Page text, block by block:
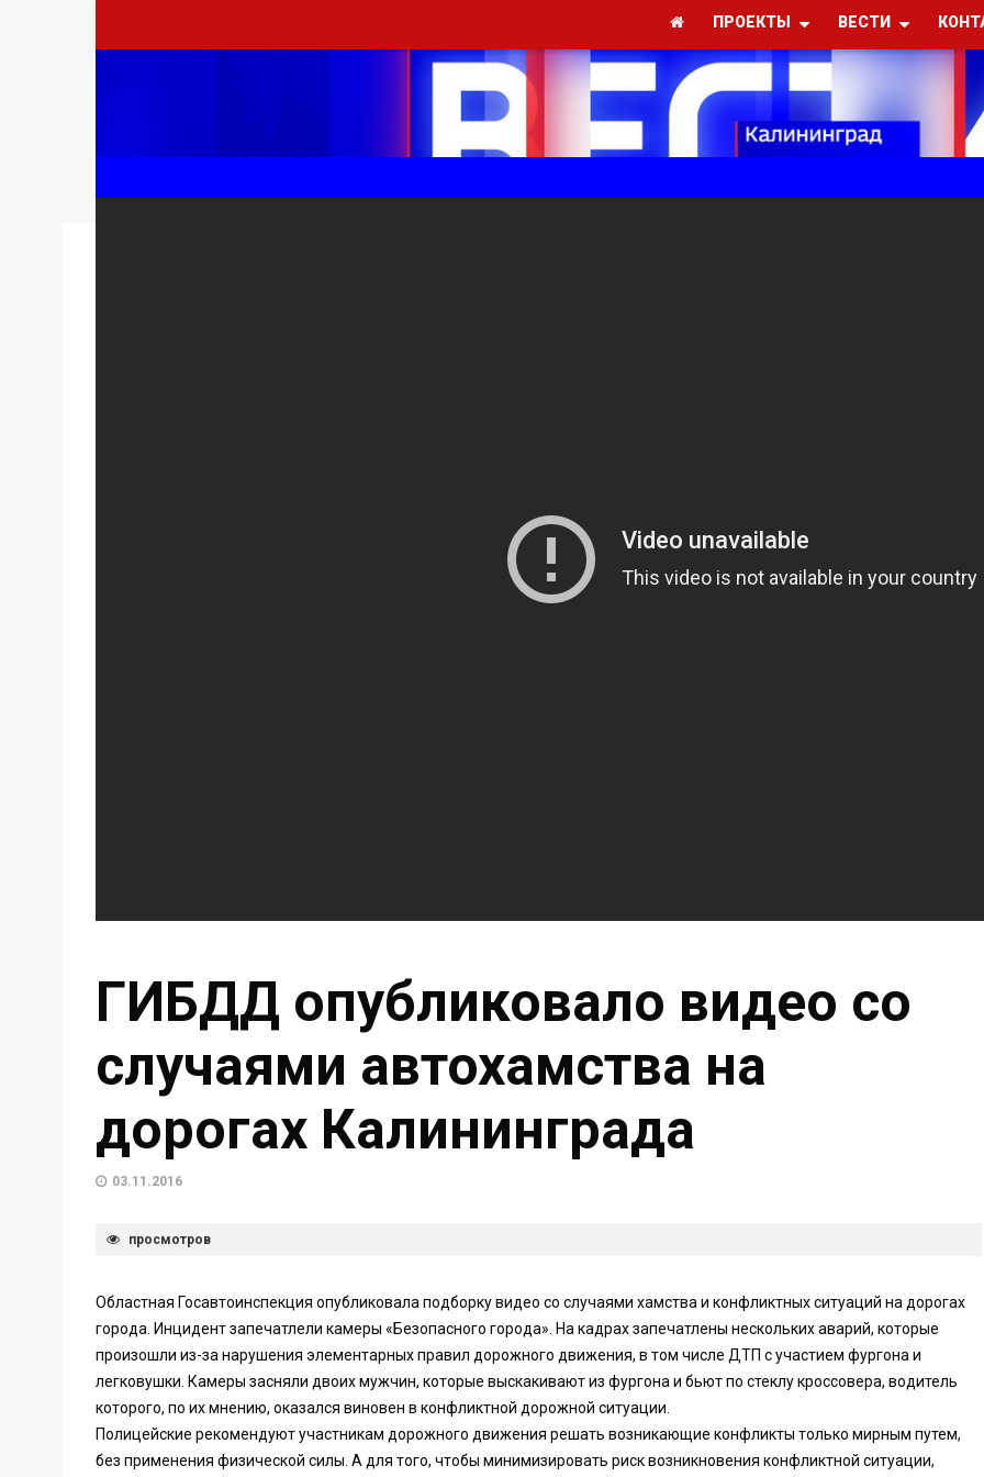
ПРОЕКТЫ ВЕСТИ
ГИБДД опубликовало видео со
случаями автохамства на
дорогах Калининграда
03.11.2016
просмотров
Областная Госавтоинспекция опубликовала подборку видео со случаями хамства и конфликтных ситуаций на дорогах
города. Инцидент запечатлели камеры «Безопасного города». На кадрах запечатлены нескольких аварий, которые
произошли из-за нарушения элементарных правил дорожного движения, в том числе ДТП с участием фургона и
легковушки. Камеры засняли двоих мужчин, которые выскакивают из фургона и бьют по стеклу кроссовера, водитель
которого, по их мнению, оказался виновен в конфликтной дорожной ситуации.
Полицейские рекомендуют участникам дорожного движения решать возникающие конфликты только мирным путем,
без применения физической силы. А для того, чтобы минимизировать риск возникновения конфликтной ситуации,